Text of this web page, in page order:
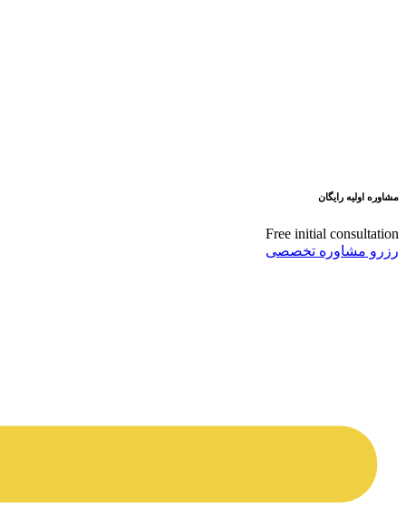
مشاوره اولیه رایگان
Free initial consultation
رزرو مشاوره تخصصی